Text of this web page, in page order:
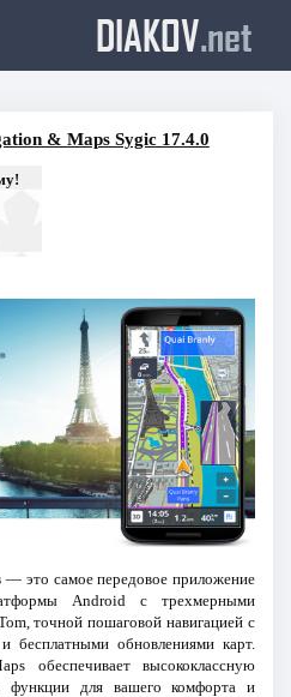
DIAKOV.net
& Maps Sygic 17.4.0
— это самое передовое приложение
Android с трехмерными
точной пошаговой навигацией с
обновлениями карт.
обеспечивает высококлассную
функции для вашего комфорта и